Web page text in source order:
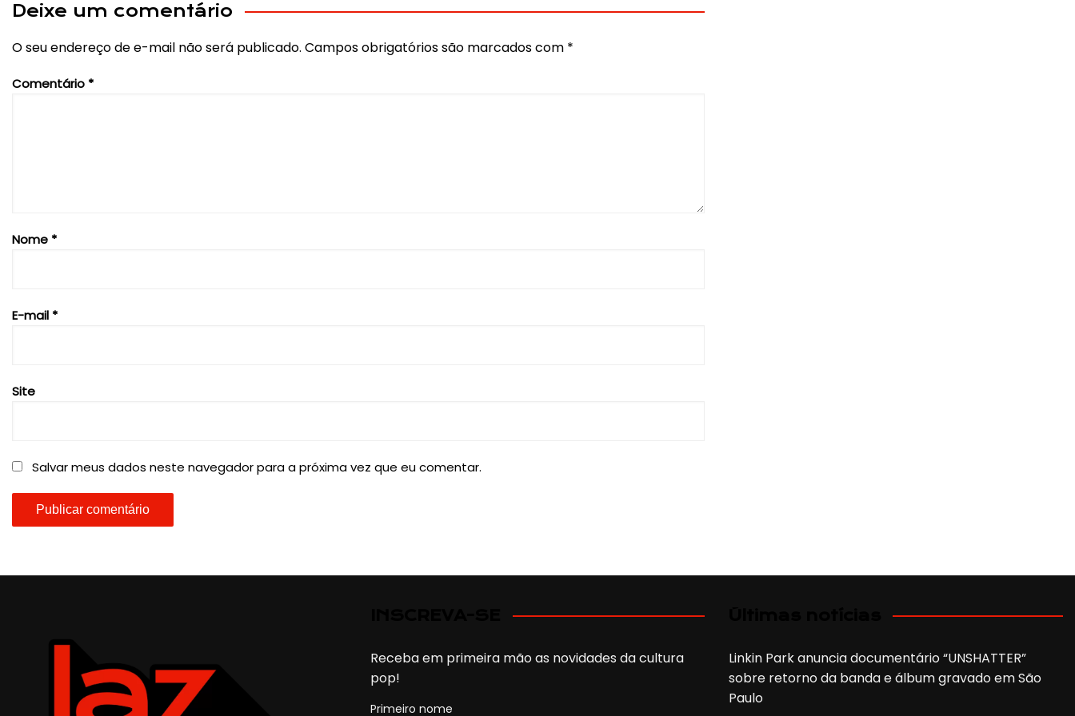
Post
Deixe um comentário
O seu endereço de e-mail não será publicado. Campos obrigatórios são marcados com *
Comentário *
Nome *
E-mail *
Site
Salvar meus dados neste navegador para a próxima vez que eu comentar.
Receba em primeira mão as novidades da cultura
pop!
Primeiro nome
Linkin Park anuncia documentário “UNSHATTER”
sobre retorno da banda e álbum gravado em São
Paulo